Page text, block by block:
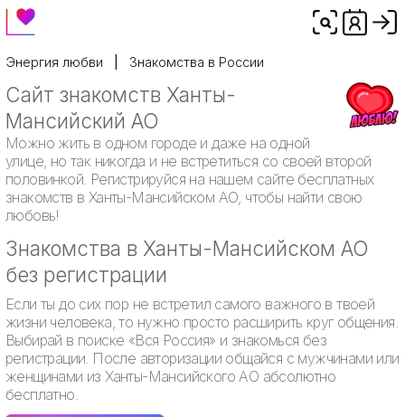
Энергия любви Знакомства в России
Сайт знакомств Ханты-
Мансийский АО
Можно жить в одном городе и даже на одной
улице, но так никогда и не встретиться со своей второй
половинкой. Регистрируйся на нашем сайте бесплатных
знакомств в Ханты-Мансийском АО, чтобы найти свою
любовь!
Знакомства в Ханты-Мансийском АО
без регистрации
Если ты до сих пор не встретил самого важного в твоей
жизни человека, то нужно просто расширить круг общения.
Выбирай в поиске «Вся Россия» и знакомься без
регистрации. После авторизации общайся с мужчинами или
женщинами из Ханты-Мансийского АО абсолютно
бесплатно.